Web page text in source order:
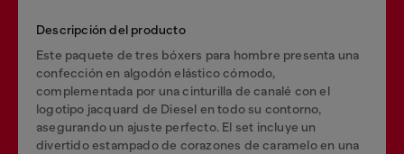
Descripción del producto
Este paquete de tres bóxers para hombre presenta una
confección en algodón elástico cómodo,
complementada por una cinturilla de canalé con el
logotipo jacquard de Diesel en todo su contorno,
asegurando un ajuste perfecto. El set incluye un
divertido estampado de corazones de caramelo en una